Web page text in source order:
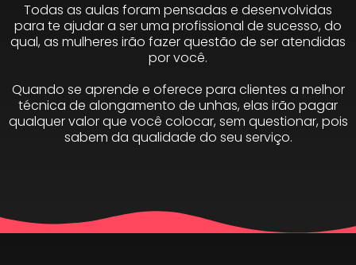
Todas as aulas foram pensadas e desenvolvidas
para te ajudar a ser uma profissional de sucesso, do
qual, as mulheres irão fazer questão de ser atendidas
por você.
Quando se aprende e oferece para clientes a melhor
técnica de alongamento de unhas, elas irão pagar
qualquer valor que você colocar, sem questionar, pois
sabem da qualidade do seu serviço.